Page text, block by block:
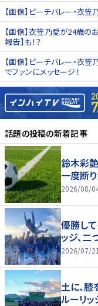
【画像】ビーチバレー・衣
【画像】衣笠乃愛が24歳の
報告】も！？
【画像】ビーチバレー・衣
でファンにメッセージ！
話題の投稿の新着記事
鈴木彩
一度断
2026/08/
優勝して
ッジ、二
2026/07/
土に、膝
ルーリッ